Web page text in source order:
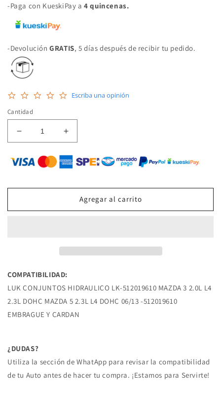
-Paga con KueskiPay a4 quincenas.
-DevoluciónGRATIS, 5 días después de recibir tu pedido.
0.0
Escriba una opinión
Cantidad
Reducir
cantidad
para
LK-
CILINDRO
2.3L
DOHC
MAZDA
5
2.3L
MAZDA
Aumentar
cantidad
para
LK-
CILINDRO
2.0L
DOHC
MAZDA
5
2.3L
Agregar al carrito
COMPATIBILIDAD:
LUK CONJUNTOS HIDRAULICO LK-512019610 MAZDA 3 2.0L L4
2.3L DOHC MAZDA 5 2.3L L4 DOHC 06/13 -512019610
EMBRAGUE Y CARDAN
¿DUDAS?
Utiliza la sección de WhatApp para revisar la compatibilidad
de tu Auto antes de hacer tu compra. ¡Estamos para Servirte!